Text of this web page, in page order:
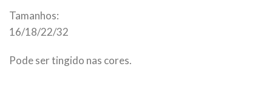
Tamanhos:
16/18/22/32
Pode ser tingido nas cores.